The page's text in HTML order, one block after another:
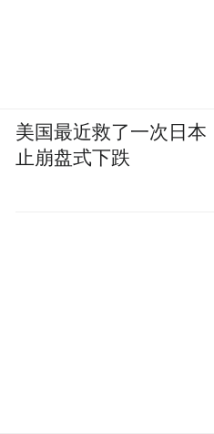
美国最近救了一次日本
止崩盘式下跌